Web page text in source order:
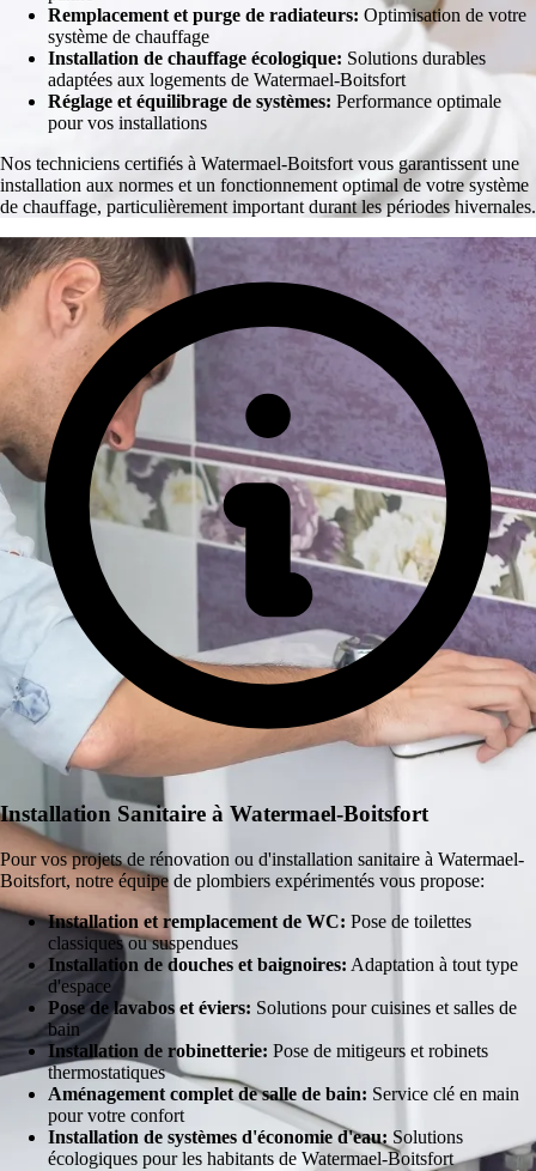
Remplacement et purge de radiateurs: Optimisation de votre
système de chauffage
Installation de chauffage écologique: Solutions durables
adaptées aux logements de Watermael-Boitsfort
Réglage et équilibrage de systèmes: Performance optimale
pour vos installations
Nos techniciens certifiés à Watermael-Boitsfort vous garantissent une
installation aux normes et un fonctionnement optimal de votre système
de chauffage, particulièrement important durant les périodes hivernales.
Installation Sanitaire à Watermael-Boitsfort
Pour vos projets de rénovation ou d'installation sanitaire à Watermael-
Boitsfort, notre équipe de plombiers expérimentés vous propose:
Installation et remplacement de WC: Pose de toilettes
classiques ou suspendues
Installation de douches et baignoires: Adaptation à tout type
d'espace
Pose de lavabos et éviers: Solutions pour cuisines et salles de
bain
Installation de robinetterie: Pose de mitigeurs et robinets
thermostatiques
Aménagement complet de salle de bain: Service clé en main
pour votre confort
Installation de systèmes d'économie d'eau: Solutions
écologiques pour les habitants de Watermael-Boitsfort